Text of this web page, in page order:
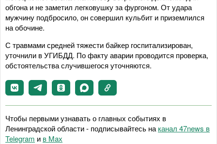
обгона и не заметил легковушку за фургоном. От удара
мужчину подбросило, он совершил кульбит и приземлился
на обочине.
С травмами средней тяжести байкер госпитализирован,
уточнили в УГИБДД. По факту аварии проводится проверка,
обстоятельства случившегося уточняются.
Чтобы первыми узнавать о главных событиях в
Ленинградской области - подписывайтесь на канал 47news в
Telegram и в Maх